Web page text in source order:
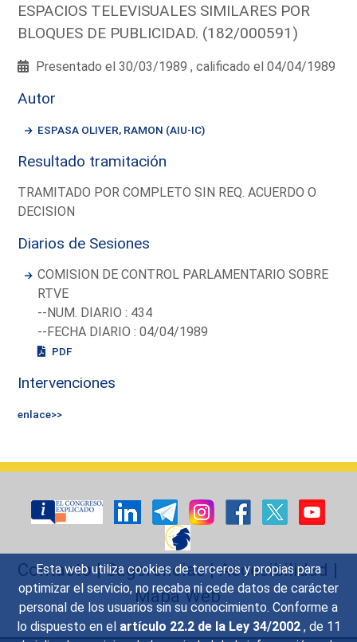
Esta web utiliza cookies de terceros y propias para
optimizar el servicio, no recaba ni cede datos de carácter
personal de los usuarios sin su conocimiento. Conforme a
lo dispuesto en el artículo 22.2 de la Ley 34/2002 , de 11
ESPACIOS TELEVISUALES SIMILARES POR
BLOQUES DE PUBLICIDAD. (182/000591)
Presentado el 30/03/1989 , calificado el 04/04/1989
Autor
ESPASA OLIVER, RAMON (AIU-IC)
Resultado tramitación
TRAMITADO POR COMPLETO SIN REQ. ACUERDO O
DECISION
Diarios de Sesiones
COMISION DE CONTROL PARLAMENTARIO SOBRE
RTVE
--NUM. DIARIO : 434
--FECHA DIARIO : 04/04/1989
PDF
Intervenciones
enlace>>
Contacto|Sugerencias|Accesibilidad |
Mapa Web